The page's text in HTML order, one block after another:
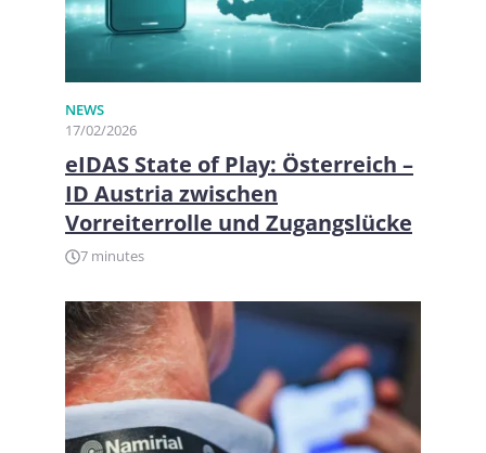
NEWS
17/02/2026
eIDAS State of Play: Österreich –
ID Austria zwischen
Vorreiterrolle und Zugangslücke
7 minutes